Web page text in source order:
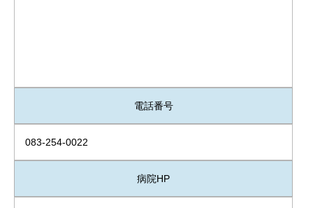
電話番号
083-254-0022
病院HP